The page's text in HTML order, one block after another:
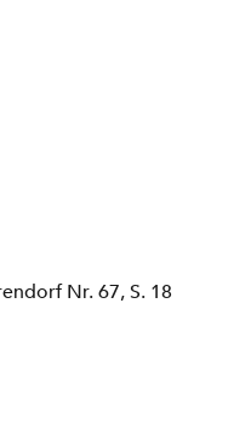
Nr. 67, S. 18